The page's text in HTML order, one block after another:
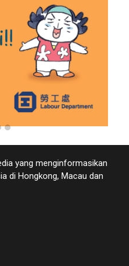
yang menginformasikan
di Hongkong, Macau dan